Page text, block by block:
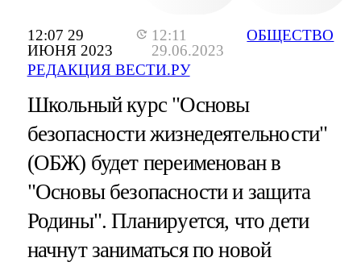
12:07 29
ИЮНЯ 2023
12:11
29.06.2023
РЕДАКЦИЯ ВЕСТИ.РУ
ОБЩЕСТВО
Школьный курс "Основы
безопасности жизнедеятельности"
(ОБЖ) будет переименован в
"Основы безопасности и защита
Родины". Планируется, что дети
начнут заниматься по новой